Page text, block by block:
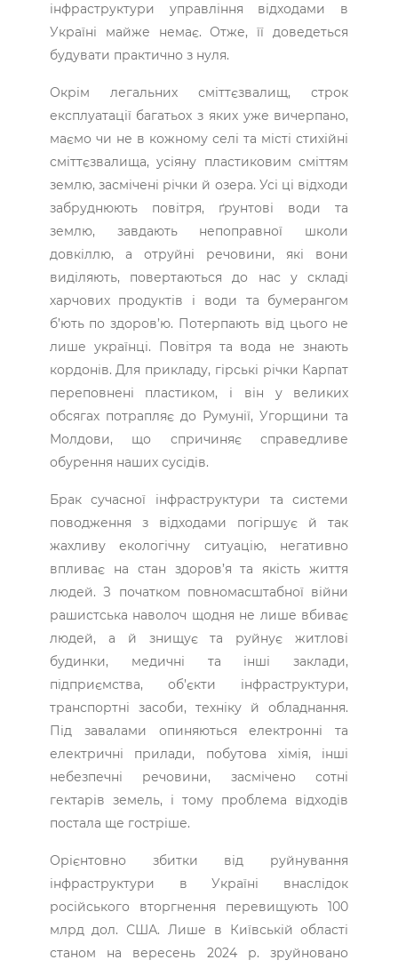
інфраструктури управління відходами в
Україні майже немає. Отже, її доведеться
будувати практично з нуля.
Окрім легальних сміттєзвалищ, строк
експлуатації багатьох з яких уже вичерпано,
маємо чи не в кожному селі та місті стихійні
сміттєзвалища, усіяну пластиковим сміттям
землю, засмічені річки й озера. Усі ці відходи
забруднюють повітря, ґрунтові води та
землю, завдають непоправної школи
довкіллю, а отруйні речовини, які вони
виділяють, повертаються до нас у складі
харчових продуктів і води та бумерангом
б’ють по здоров’ю. Потерпають від цього не
лише українці. Повітря та вода не знають
кордонів. Для прикладу, гірські річки Карпат
переповнені пластиком, і він у великих
обсягах потрапляє до Румунії, Угорщини та
Молдови, що спричиняє справедливе
обурення наших сусідів.
Брак сучасної інфраструктури та системи
поводження з відходами погіршує й так
жахливу екологічну ситуацію, негативно
впливає на стан здоров’я та якість життя
людей. З початком повномасштабної війни
рашистська наволоч щодня не лише вбиває
людей, а й знищує та руйнує житлові
будинки, медичні та інші заклади,
підприємства, об’єкти інфраструктури,
транспортні засоби, техніку й обладнання.
Під завалами опиняються електронні та
електричні прилади, побутова хімія, інші
небезпечні речовини, засмічено сотні
гектарів земель, і тому проблема відходів
постала ще гостріше.
Орієнтовно збитки від руйнування
інфраструктури в Україні внаслідок
російського вторгнення перевищують 100
млрд дол. США. Лише в Київській області
станом на вересень 2024 р. зруйновано